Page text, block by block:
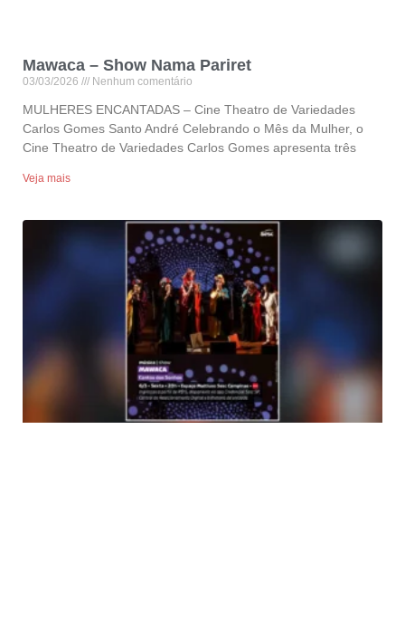
Mawaca – Show Nama Pariret
03/03/2026 Nenhum comentário
MULHERES ENCANTADAS – Cine Theatro de Variedades
Carlos Gomes Santo André Celebrando o Mês da Mulher, o
Cine Theatro de Variedades Carlos Gomes apresenta três
Veja mais